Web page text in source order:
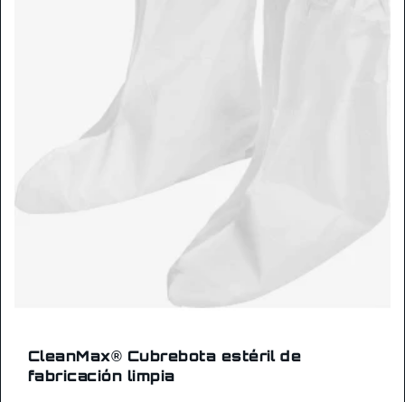
CleanMax® Cubrebota estéril de
fabricación limpia